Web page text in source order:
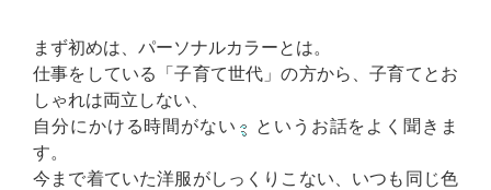
まず初めは、パーソナルカラーとは。
仕事をしている「子育て世代」の方から、子育てとお
しゃれは両立しない、
自分にかける時間がない
というお話をよく聞きま
す。
今まで着ていた洋服がしっくりこない、いつも同じ色